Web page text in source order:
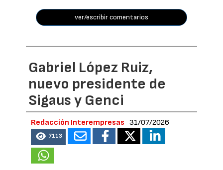
ver/escribir comentarios
Gabriel López Ruiz,
nuevo presidente de
Sigaus y Genci
Redacción Interempresas 31/07/2026
7113